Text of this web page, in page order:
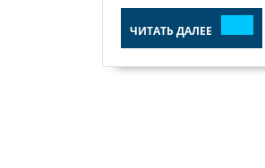
ЧИТАТЬ ДАЛЕЕ ДАЛЕЕ